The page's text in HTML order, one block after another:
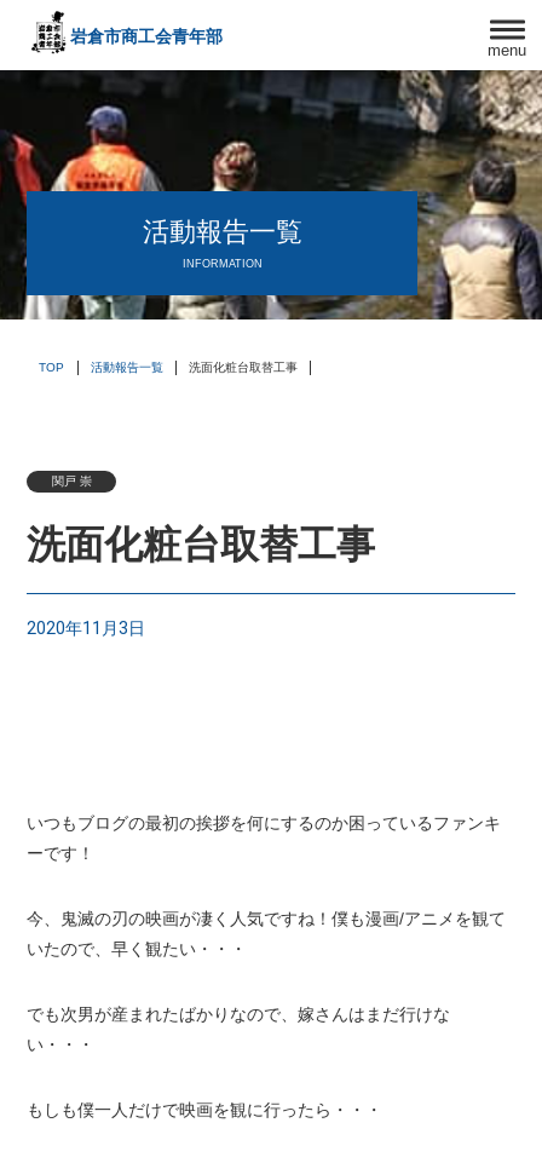
menu
岩倉市商工会青年部
〒482－0042
愛知県岩倉市中本町西出口31-1
TEL:0587-66-3400
FAX:0587-66-3417
頑張る中小企業を応援します！
活動報告一覧
INFORMATION
TOP 活動報告一覧 洗面化粧台取替工事
関戸 崇
洗面化粧台取替工事
2020年11月3日
いつもブログの最初の挨拶を何にするのか困っているファンキ
ーです！
今、鬼滅の刃の映画が凄く人気ですね！僕も漫画/アニメを観て
いたので、早く観たい・・・
でも次男が産まれたばかりなので、嫁さんはまだ行けな
い・・・
もしも僕一人だけで映画を観に行ったら・・・